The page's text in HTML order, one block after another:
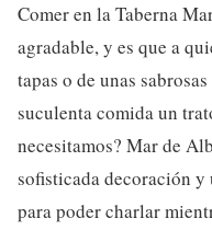
Comer en la Taberna
agradable, y es que a
tapas o de unas
suculenta comida un
necesitamos? Mar de
sofisticada decoración
para poder charlar